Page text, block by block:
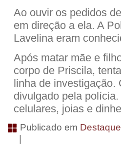
Ao ouvir os pedidos
em direção a ela. A
Lavelina eram
Após matar mãe e
corpo de Priscila,
linha de investigação.
divulgado pela
celulares, joias e
Publicado em